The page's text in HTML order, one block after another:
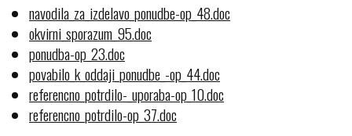
navodila_za_izdelavo_ponudbe-op_48.doc
okvirni_sporazum_95.doc
ponudba-op_23.doc
povabilo_k_oddaji_ponudbe_-op_44.doc
referencno_potrdilo-_uporaba-op_10.doc
referencno_potrdilo-op_37.doc